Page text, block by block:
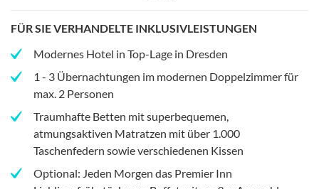
FÜR SIE VERHANDELTE INKLUSIVLEISTUNGEN
Modernes Hotel in Top-Lage in Dresden
1 - 3 Übernachtungen im modernen Doppelzimmer für
max. 2 Personen
Traumhafte Betten mit superbequemen,
atmungsaktiven Matratzen mit über 1.000
Taschenfedern sowie verschiedenen Kissen
Optional: Jeden Morgen das Premier Inn